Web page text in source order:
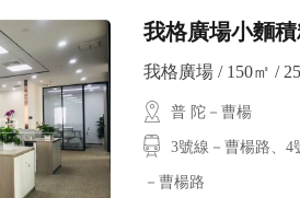
我格廣場小麵
我格廣場 / 150㎡ /
普 陀－曹楊
3號線－曹楊路、4
－曹楊路